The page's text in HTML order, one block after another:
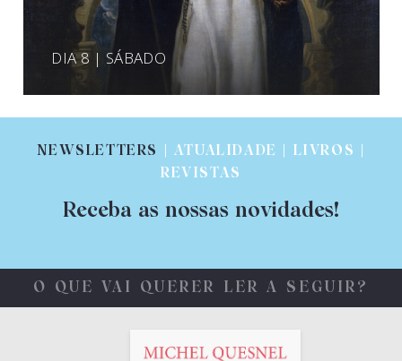
DIA 8 | SÁBADO
NEWSLETTERS
| ATUALIDADE | LIVROS |
REVISTAS
Receba as nossas novidades!
O QUE VAI QUERER LER A SEGUIR?